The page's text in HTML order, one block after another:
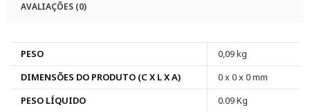
AVALIAÇÕES (0)
PESO
0,09 kg
DIMENSÕES DO PRODUTO (C X L X A)
0 x 0 x 0 mm
PESO LÍQUIDO
0.09 Kg